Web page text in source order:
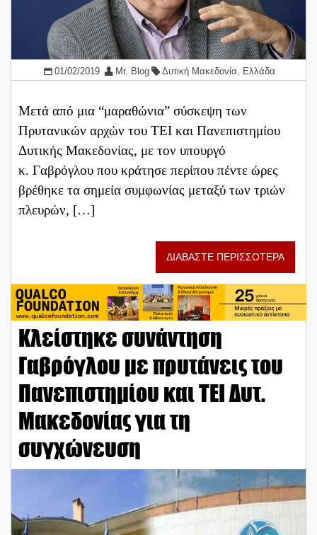
01/02/2019 Mr. Blog Δυτική Μακεδονία, Ελλάδα
Μετά από μια “μαραθώνια” σύσκεψη των
Πρυτανικών αρχών του ΤΕΙ και Πανεπιστημίου
Δυτικής Μακεδονίας, με τον υπουργό
κ. Γαβρόγλου που κράτησε περίπου πέντε ώρες
βρέθηκε τα σημεία συμφωνίας μεταξύ των τριών
πλευρών, […]
ΔΙΑΒΑΣΤΕ ΠΕΡΙΣΣΟΤΕΡΑ
Κλείστηκε συνάντηση
Γαβρόγλου με πρυτάνεις του
Πανεπιστημίου και ΤΕΙ Δυτ.
Μακεδονίας για τη
συγχώνευση